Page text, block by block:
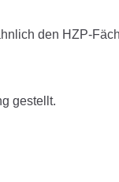
den HZP-
gestellt.